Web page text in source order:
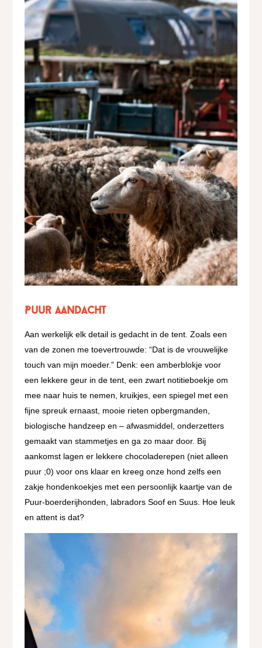
Puur aandacht
Aan werkelijk elk detail is gedacht in de tent. Zoals een
van de zonen me toevertrouwde: “Dat is de vrouwelijke
touch van mijn moeder.” Denk: een amberblokje voor
een lekkere geur in de tent, een zwart notitieboekje om
mee naar huis te nemen, kruikjes, een spiegel met een
fijne spreuk ernaast, mooie rieten opbergmanden,
biologische handzeep en – afwasmiddel, onderzetters
gemaakt van stammetjes en ga zo maar door. Bij
aankomst lagen er lekkere chocoladerepen (niet alleen
puur ;0) voor ons klaar en kreeg onze hond zelfs een
zakje hondenkoekjes met een persoonlijk kaartje van de
Puur-boerderijhonden, labradors Soof en Suus. Hoe leuk
en attent is dat?